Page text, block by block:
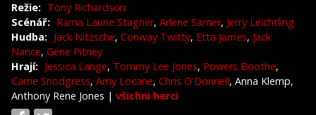
Režie: Tony Richardson
Scénář: Rama Laurie Stagner, Arlene Sarner, Jerry Leichtling
Hudba: Jack Nitzsche, Conway Twitty, Etta James, Jack
Nance, Gene Pitney
Hrají: Jessica Lange, Tommy Lee Jones, Powers Boothe,
Carrie Snodgress, Amy Locane, Chris O'Donnell, Anna Klemp,
Anthony Rene Jones | všichni herci